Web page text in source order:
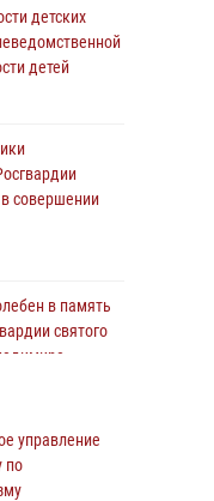
детских
детей
совершении
в память
святого
выплачено
на возмездной
управление
по